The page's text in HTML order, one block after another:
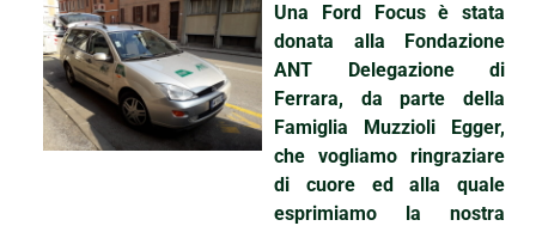
Una Ford Focus è stata
donata alla Fondazione
ANT Delegazione di
Ferrara, da parte della
Famiglia Muzzioli Egger,
che vogliamo ringraziare
di cuore ed alla quale
esprimiamo la nostra